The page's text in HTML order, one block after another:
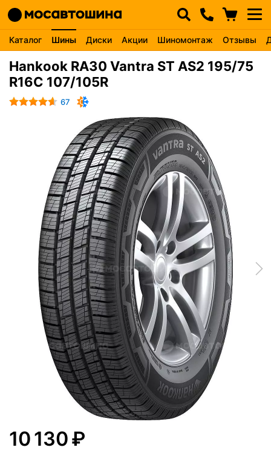
Каталог Шины Диски Акции Шиномонтаж Отзывы
Hankook RA30 Vantra ST AS2 195/75
R16C 107/105R
67
10 130₽